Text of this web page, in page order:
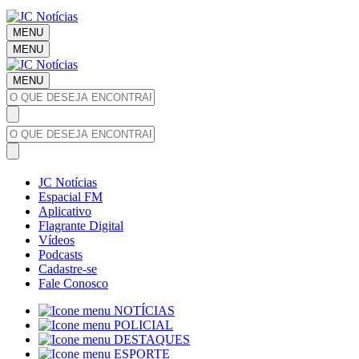
MENU
MENU
MENU
JC Notícias
Espacial FM
Aplicativo
Flagrante Digital
Vídeos
Podcasts
Cadastre-se
Fale Conosco
NOTÍCIAS
POLICIAL
DESTAQUES
ESPORTE